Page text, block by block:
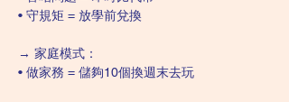
• 守規矩 = 放學前兌換
→ 家庭模式：
• 做家務 = 儲夠10個換週末去玩